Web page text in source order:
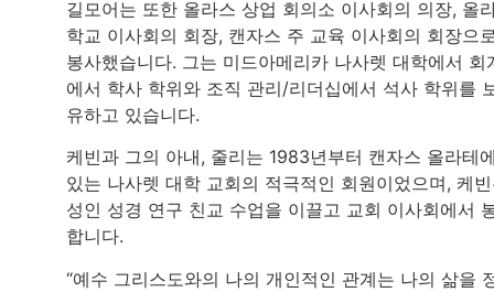
길모어는 또한 올라스 상업 회의소 이사회의 의장, 올
학교 이사회의 회장, 캔자스 주 교육 이사회의 회장으
봉사했습니다. 그는 미드아메리카 나사렛 대학에서 회
에서 학사 학위와 조직 관리/리더십에서 석사 학위를
유하고 있습니다.
케빈과 그의 아내, 줄리는 1983년부터 캔자스 올라테
있는 나사렛 대학 교회의 적극적인 회원이었으며, 케
성인 성경 연구 친교 수업을 이끌고 교회 이사회에서
합니다.
“예수 그리스도와의 나의 개인적인 관계는 나의 삶을